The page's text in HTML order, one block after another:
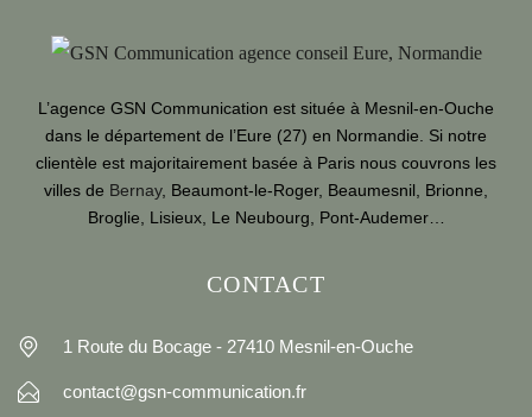
L’agence GSN Communication est située à Mesnil-en-Ouche
dans le département de l’Eure (27) en Normandie. Si notre
clientèle est majoritairement basée à Paris nous couvrons les
villes de Bernay, Beaumont-le-Roger, Beaumesnil, Brionne,
Broglie, Lisieux, Le Neubourg, Pont-Audemer…
CONTACT
1 Route du Bocage - 27410 Mesnil-en-Ouche
contact@gsn-communication.fr